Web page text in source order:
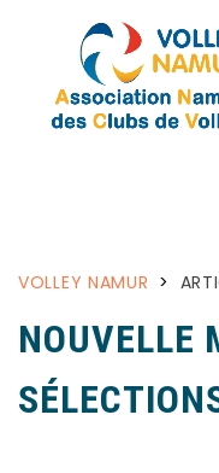
VOLLEY NAMUR >
NOUVELLE